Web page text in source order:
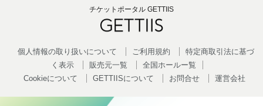
チケットポータル GETTIIS
個人情報の取り扱いについて ご利用規約
特定商取引法に基づ
く表示
販売元一覧
全国ホールー覧
Cookieについて
GETTIISについて お問合せ 運営会社